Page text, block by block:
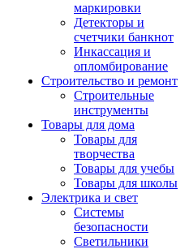
маркировки
Детекторы и
счетчики банкнот
Инкассация и
опломбирование
Строительство и ремонт
Строительные
инструменты
Товары для дома
Товары для
творчества
Товары для учебы
Товары для школы
Электрика и свет
Системы
безопасности
Светильники